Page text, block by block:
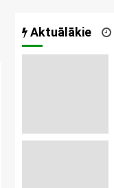
Aktuālākie